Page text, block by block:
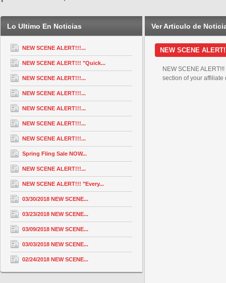
Lo Ultimo En Noticias
NEW SCENE ALERT!!!...
NEW SCENE ALERT!!! "Quick...
NEW SCENE ALERT!!!...
NEW SCENE ALERT!!!...
NEW SCENE ALERT!!!...
NEW SCENE ALERT!!!...
NEW SCENE ALERT!!!...
Spring Fling Sale NOW...
NEW SCENE ALERT!!!...
NEW SCENE ALERT!!! "Every...
03/30/2018 NEW SCENE...
03/23/2018 NEW SCENE...
03/09/2018 NEW SCENE...
03/03/2018 NEW SCENE...
02/24/2018 NEW SCENE...
Ver Articulo de
NEW SCENE
NEW SCENE
section of your affiliate